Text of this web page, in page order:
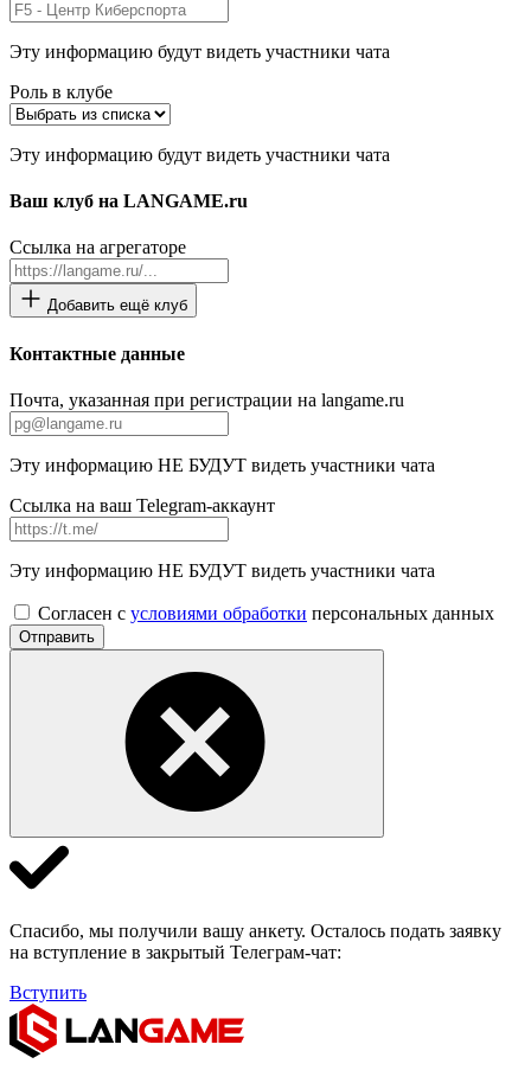
Эту информацию будут видеть участники чата
Роль в клубе
Эту информацию будут видеть участники чата
Ваш клуб на LANGAME.ru
Ссылка на агрегаторе
Добавить ещё клуб
Контактные данные
Почта, указанная при регистрации на langame.ru
Эту информацию НЕ БУДУТ видеть участники чата
Ссылка на ваш Telegram-аккаунт
Эту информацию НЕ БУДУТ видеть участники чата
Согласен с условиями обработки персональных данных
Отправить
Спасибо, мы получили вашу анкету. Осталось подать заявку
на вступление в закрытый Телеграм-чат:
Вступить